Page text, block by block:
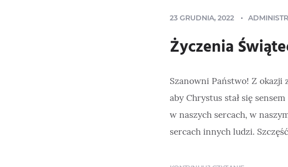
23 GRUDNIA, 2022
Życzenia
Szanowni Państwo! Z okazji
aby Chrystus stał się
w naszych sercach, w
sercach innych ludzi.